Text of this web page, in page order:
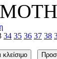
34 35 36 37 38